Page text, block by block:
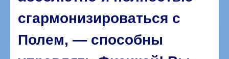
сгармонизироваться с
Полем, — способны